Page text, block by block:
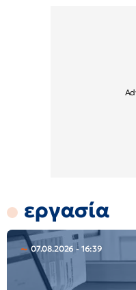
εργασία
07.08.2026 - 16:39